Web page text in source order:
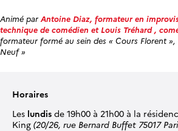
Animé parAntoine Diaz, formateur en
technique de comédien et Louis Tréhard ,
formateur formé au sein des « Cours Florent
Neuf »
Horaires
Les lundis de 19h00 à 21h00 à la
King (20/26, rue Bernard Buffet 75017